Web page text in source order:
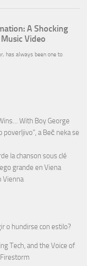
With Boy George
a Beč neka se
la chanson sous clé
grande en Viena
Vienna
o hundirse con estilo?
Tech, and the Voice of
Firestorm